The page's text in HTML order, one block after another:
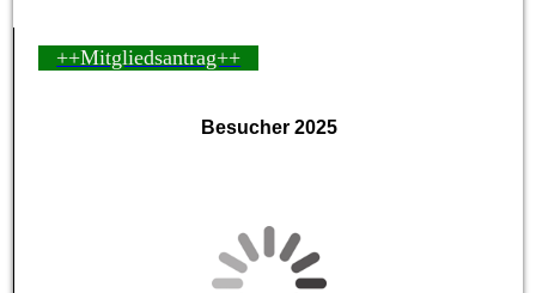
++Mitgliedsantrag++
Besucher 2025